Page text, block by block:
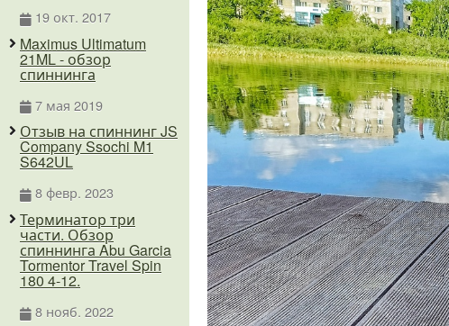
19 окт. 2017
Maximus Ultimatum
21ML - обзор
спиннинга
7 мая 2019
Отзыв на спиннинг JS
Company Ssochi M1
S642UL
8 февр. 2023
Терминатор три
части. Обзор
спиннинга Abu Garcia
Tormentor Travel Spin
180 4-12.
8 нояб. 2022